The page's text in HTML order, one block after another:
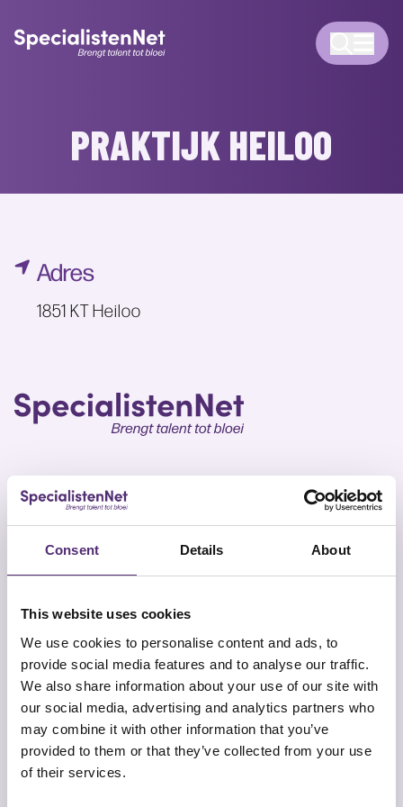
Consent Details About
This website uses cookies
We use cookies to personalise content and ads, to
provide social media features and to analyse our traffic.
We also share information about your use of our site with
our social media, advertising and analytics partners who
may combine it with other information that you’ve
provided to them or that they’ve collected from your use
of their services.
PRAKTIJK HEILOO
Adres
1851 KT Heiloo
SpecialistenNet biedt voor elk doel psychische hulp
en coaching. Met specialisten in heel Nederland en
tot bloei.
Snel naar
Onze aanpak
Contact
SpecialistenNet Psychologie